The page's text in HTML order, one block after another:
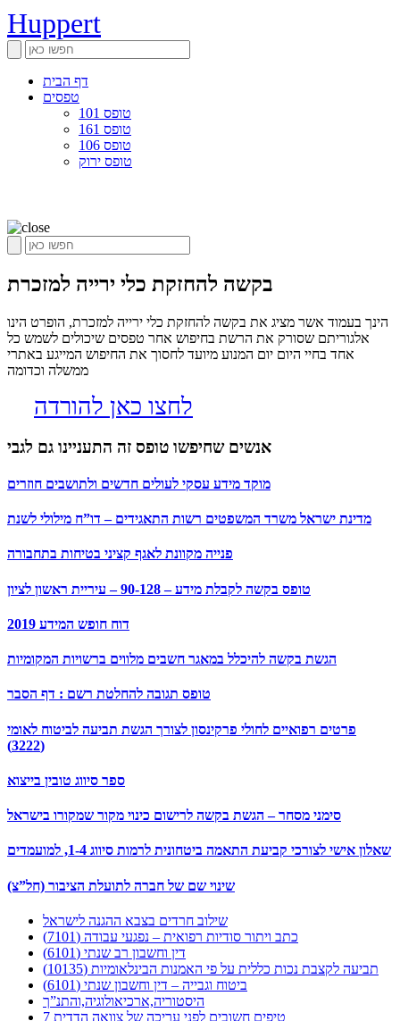
Huppert
דף הבית
טפסים
טופס 101
טופס 161
טופס 106
טופס ירוק
בקשה להחזקת כלי ירייה למזכרת
הינך בעמוד אשר מציג את בקשה להחזקת כלי ירייה למזכרת, הופרט הינו
אלגוריתם שסורק את הרשת בחיפוש אחר טפסים שיכולים לשמש כל
אחד בחיי היום יום המנוע מיועד לחסוך את החיפוש המייגע באתרי
ממשלה וכדומה
לחצו כאן להורדה
אנשים שחיפשו טופס זה התעניינו גם לגבי
מוקד מידע עסקי לעולים חדשים ולתושבים חוזרים
מדינת ישראל משרד המשפטים רשות התאגידים – דו”ח מילולי לשנת
פנייה מקוונת לאגף קציני בטיחות בתחבורה
טופס בקשה לקבלת מידע – 90-128 – עיריית ראשון לציון
דוח חופש המידע 2019
הגשת בקשה להיכלל במאגר חשבים מלווים ברשויות המקומיות
טופס תגובה להחלטת רשם : דף הסבר
פרטים רפואיים לחולי פרקינסון לצורך הגשת תביעה לביטוח לאומי
(3222)
ספר סיווג טובין בייצוא
סימני מסחר – הגשת בקשה לרישום כינוי מקור שמקורו בישראל
שאלון אישי לצורכי קביעת התאמה ביטחונית לרמות סיווג 1-4, למועמדים
שינוי שם של חברה לתועלת הציבור (חל”צ)
שילוב חרדים בצבא ההגנה לישראל
כתב ויתור סודיות רפואית – נפגעי עבודה (7101)
דין וחשבון רב שנתי (6101)
תביעה לקצבת נכות כללית על פי האמנות הבינלאומיות (10135)
ביטוח וגבייה – דין וחשבון שנתי (6101)
היסטוריה,ארכיאולוגיה,והתנ”ך
7 טיפים חשובים לפני עריכה של צוואה הדדית